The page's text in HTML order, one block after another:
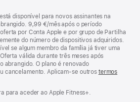
disponível para novos assinantes na
9,99 €/mês após o período
por Conta Apple e por grupo de Partilha
do número de dispositivos adquiridos.
se algum membro da família já tiver uma
válida durante três meses após
abrangido. O plano é renovado
cancelamento. Aplicam‑se outros termos
para aceder ao Apple Fitness+.